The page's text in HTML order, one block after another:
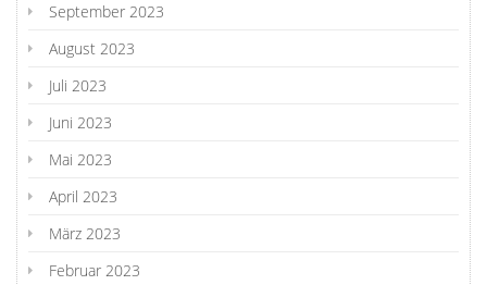
September 2023
August 2023
Juli 2023
Juni 2023
Mai 2023
April 2023
März 2023
Februar 2023